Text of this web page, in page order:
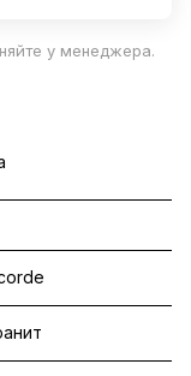
у менеджера.